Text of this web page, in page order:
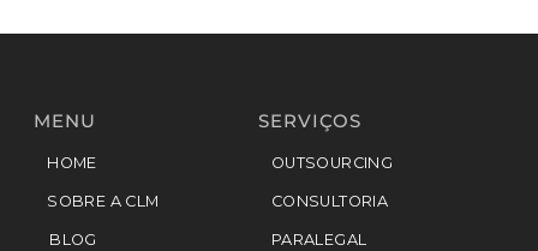
MENU
HOME
SOBRE A CLM
BLOG
SERVIÇOS
OUTSOURCING
CONSULTORIA
PARALEGAL